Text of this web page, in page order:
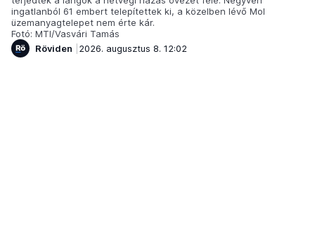
ingatlanból 61 embert telepítettek ki, a közelben lévő Mol
üzemanyagtelepet nem érte kár.
Fotó: MTI/Vasvári Tamás
Röviden
2026. augusztus 8. 12:02